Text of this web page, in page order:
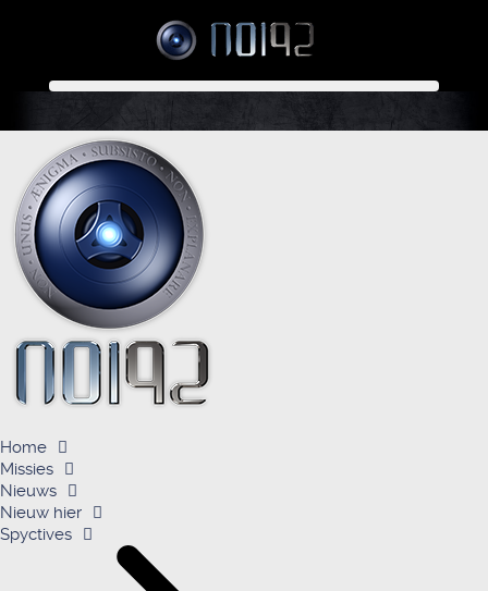
Home
Missies
Nieuws
Nieuw hier
Spyctives